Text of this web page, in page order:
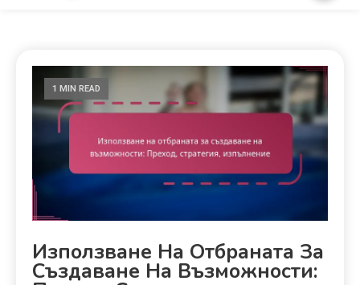
1 MIN READ
Използване На Отбраната За
Създаване На Възможности: